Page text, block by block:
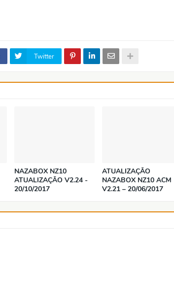
Twitter
NAZABOX NZ10
ATUALIZAÇÃO V2.24 -
20/10/2017
ATUALIZAÇÃO
NAZABOX NZ10 ACM
V2.21 – 20/06/2017